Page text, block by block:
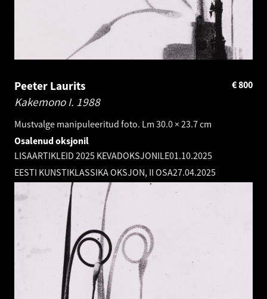
Peeter Laurits
Kakemono I. 1988
Mustvalge manipuleeritud foto. Lm 30.0 × 23.7 cm
800
€
Osalenud oksjonil
LISAARTIKLEID 2025 KEVADOKSJONILE01.10.2025
EESTI KUNSTIKLASSIKA OKSJON, II OSA27.04.2025